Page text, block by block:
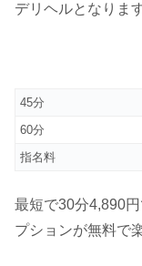
デリヘルとなります
45分
60分
指名料
最短で30分4,890
プションが無料で